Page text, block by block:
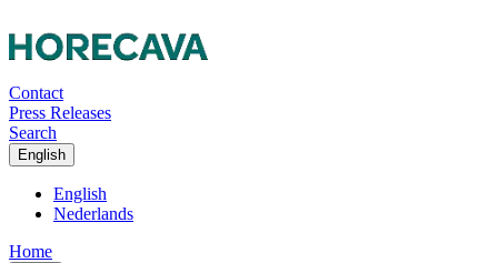
Contact
Press Releases
Search
English
English
Nederlands
Home